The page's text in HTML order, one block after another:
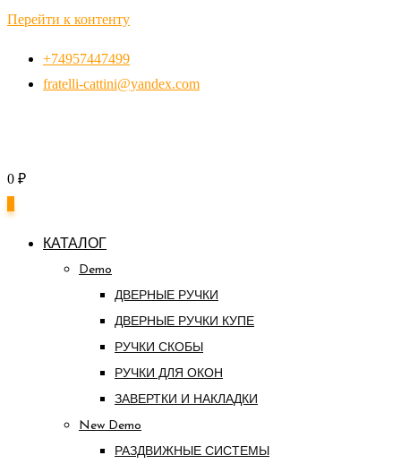
Перейти к контенту
+74957447499
fratelli-cattini@yandex.com
0 ₽
КАТАЛОГ
Demo
ДВЕРНЫЕ РУЧКИ
ДВЕРНЫЕ РУЧКИ КУПЕ
РУЧКИ СКОБЫ
РУЧКИ ДЛЯ ОКОН
ЗАВЕРТКИ И НАКЛАДКИ
New Demo
РАЗДВИЖНЫЕ СИСТЕМЫ